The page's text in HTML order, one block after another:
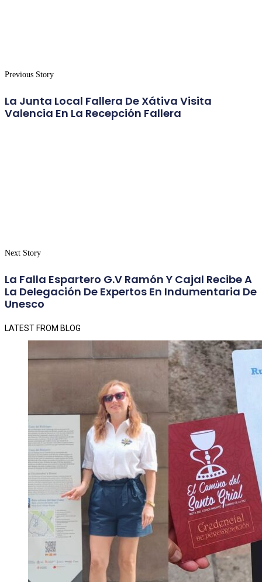
Previous Story
La Junta Local Fallera De Xátiva Visita
Valencia En La Recepción Fallera
Next Story
La Falla Espartero G.V Ramón Y Cajal Recibe A
La Delegación De Expertos En Indumentaria De
Unesco
LATEST FROM BLOG